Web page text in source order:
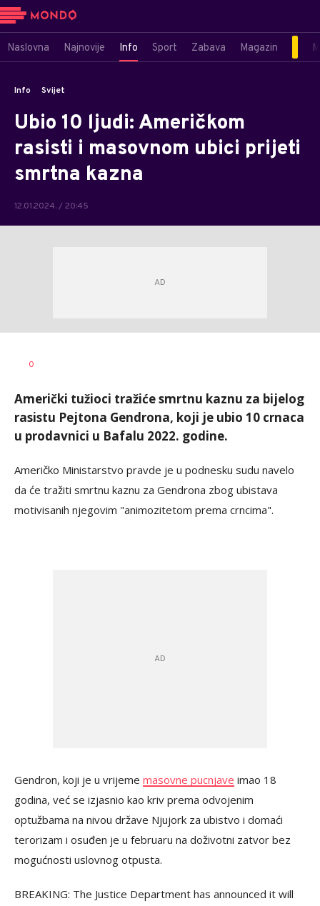
Naslovna Najnovije Info Sport Zabava Magazin
Info Svijet
Ubio 10 ljudi: Američkom
rasisti i masovnom ubici prijeti
smrtna kazna
12.01.2024. / 20:45
AUTOR
0
Američki tužioci tražiće smrtnu kaznu za bijelog
rasistu Pejtona Gendrona, koji je ubio 10 crnaca
u prodavnici u Bafalu 2022. godine.
Američko Ministarstvo pravde je u podnesku sudu navelo
da će tražiti smrtnu kaznu za Gendrona zbog ubistava
motivisanih njegovim "animozitetom prema crncima".
Gendron, koji je u vrijeme masovne pucnjave imao 18
godina, već se izjasnio kao kriv prema odvojenim
optužbama na nivou države Njujork za ubistvo i domaći
terorizam i osuđen je u februaru na doživotni zatvor bez
mogućnosti uslovnog otpusta.
BREAKING: The Justice Department has announced it will